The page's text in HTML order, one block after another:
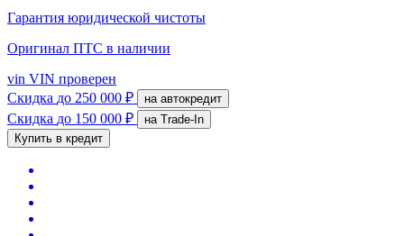
Гарантия юридической чистоты
Оригинал ПТС в наличии
vin VIN проверен
Скидка до 250 000 ₽ на автокредит
Скидка до 150 000 ₽
на Trade-In
Купить в кредит